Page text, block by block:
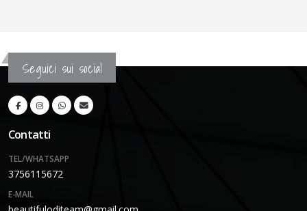
Seguici sui social
Contatti
TEL/WHATSAPP
3756115672
E-MAIL